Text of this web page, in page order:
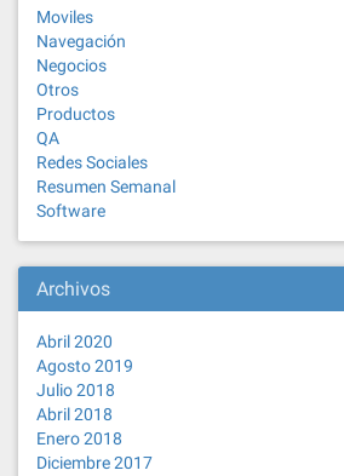
Moviles
Navegación
Negocios
Otros
Productos
QA
Redes Sociales
Resumen Semanal
Software
Archivos
Abril 2020
Agosto 2019
Julio 2018
Abril 2018
Enero 2018
Diciembre 2017